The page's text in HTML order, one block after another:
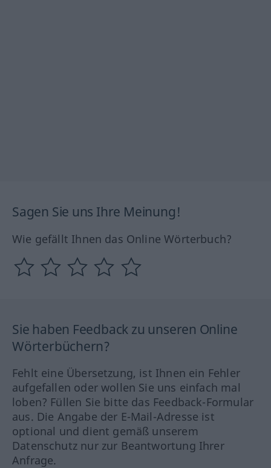
Sagen Sie uns Ihre Meinung!
Wie gefällt Ihnen das Online Wörterbuch?
Sie haben Feedback zu unseren Online
Wörterbüchern?
Fehlt eine Übersetzung, ist Ihnen ein Fehler
aufgefallen oder wollen Sie uns einfach mal
loben? Füllen Sie bitte das Feedback-Formular
aus. Die Angabe der E-Mail-Adresse ist
optional und dient gemäß unserem
Datenschutz nur zur Beantwortung Ihrer
Anfrage.